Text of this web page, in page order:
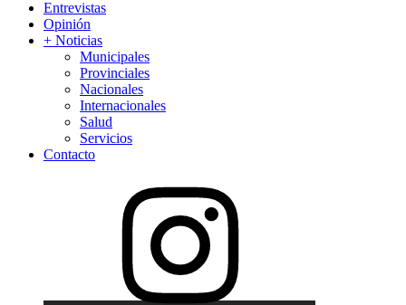
Entrevistas
Opinión
+ Noticias
Municipales
Provinciales
Nacionales
Internacionales
Salud
Servicios
Contacto